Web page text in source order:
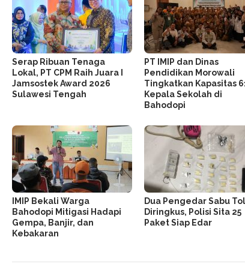
Serap Ribuan Tenaga
Lokal, PT CPM Raih Juara I
Jamsostek Award 2026
Sulawesi Tengah
PT IMIP dan Dinas
Pendidikan Morowali
Tingkatkan Kapasitas
Kepala Sekolah di
Bahodopi
IMIP Bekali Warga
Bahodopi Mitigasi Hadapi
Gempa, Banjir, dan
Kebakaran
Dua Pengedar Sabu
Diringkus, Polisi Sita 25
Paket Siap Edar